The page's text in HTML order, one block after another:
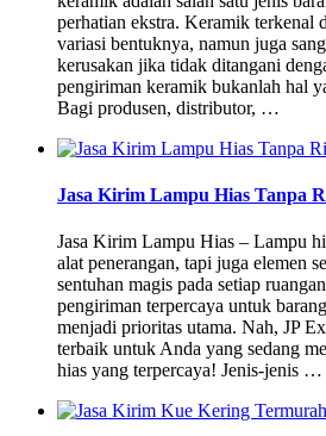
perhatian ekstra. Keramik terkenal
variasi bentuknya, namun juga
kerusakan jika tidak ditangani
pengiriman keramik bukanlah hal
Bagi produsen, distributor, …
Jasa Kirim Lampu Hias Tanpa
Jasa Kirim Lampu Hias – Lampu
alat penerangan, tapi juga elemen
sentuhan magis pada setiap
pengiriman terpercaya untuk
menjadi prioritas utama. Nah, JP
terbaik untuk Anda yang sedang
hias yang terpercaya! Jenis-jenis …